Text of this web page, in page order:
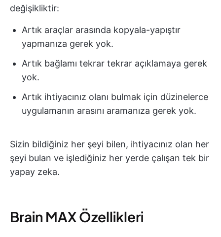
değişikliktir:
Artık araçlar arasında kopyala-yapıştır
yapmanıza gerek yok.
Artık bağlamı tekrar tekrar açıklamaya gerek
yok.
Artık ihtiyacınız olanı bulmak için düzinelerce
uygulamanın arasını aramanıza gerek yok.
Sizin bildiğiniz her şeyi bilen, ihtiyacınız olan her
şeyi bulan ve işlediğiniz her yerde çalışan tek bir
yapay zeka.
Brain MAX Özellikleri